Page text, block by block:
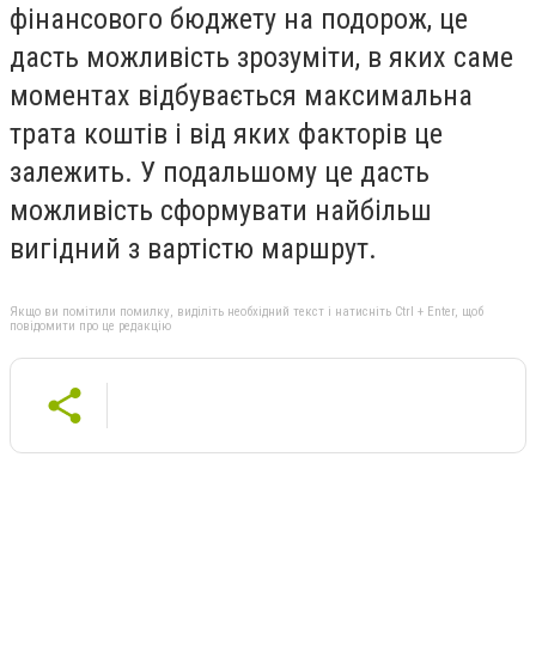
фінансового бюджету на подорож, це
дасть можливість зрозуміти, в яких саме
моментах відбувається максимальна
трата коштів і від яких факторів це
залежить. У подальшому це дасть
можливість сформувати найбільш
вигідний з вартістю маршрут.
Якщо ви помітили помилку, виділіть необхідний текст і натисніть Ctrl + Enter, щоб
повідомити про це редакцію